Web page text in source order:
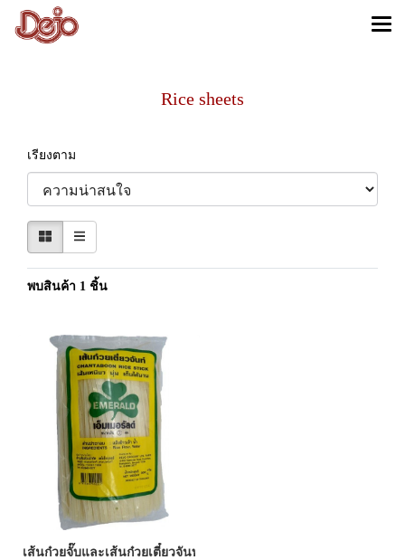
Rice sheets
เรียงตาม
พบสินค้า 1 ชิ้น
เส้นก๋วยจั๊บและเส้นก๋วยเตี๋ยวจันท์